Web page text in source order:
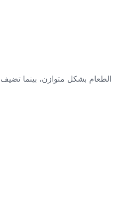
الطعام بشكل متوازن، بينما